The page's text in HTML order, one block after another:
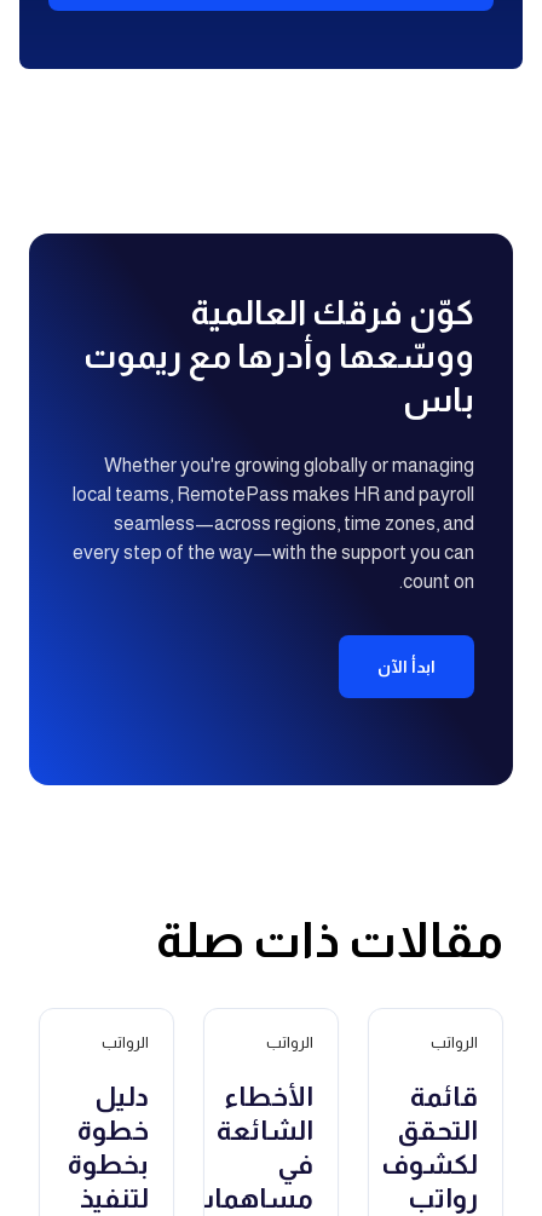
كوّن فرقك العالمية
ووسّعها وأدرها مع ريموت
باس
Whether you're growing globally or managing
local teams, RemotePass makes HR and payroll
seamless—across regions, time zones, and
every step of the way—with the support you can
count on.
ابدأ الآن
مقالات ذات صلة
الرواتب
قائمة
التحقق
لكشوف
رواتب
الرواتب
الأخطاء
الشائعة
في
مساهمات
الرواتب
دليل
خطوة
بخطوة
لتنفيذ